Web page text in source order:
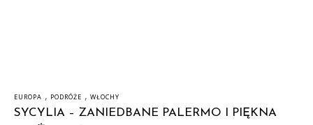
EUROPA , PODRÓŻE , WŁOCHY
SYCYLIA – ZANIEDBANE PALERMO I PIĘKNA